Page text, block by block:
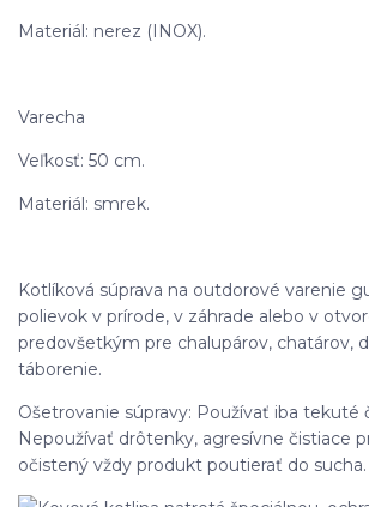
Materiál: nerez (INOX).
Varecha
Veľkosť: 50 cm.
Materiál: smrek.
Kotlíková súprava na outdorové varenie
polievok v prírode, v záhrade alebo v
predovšetkým pre chalupárov, chatárov,
táborenie.
Ošetrovanie súpravy: Používať iba tekuté
Nepoužívať drôtenky, agresívne čistiace
očistený vždy produkt poutierať do sucha.